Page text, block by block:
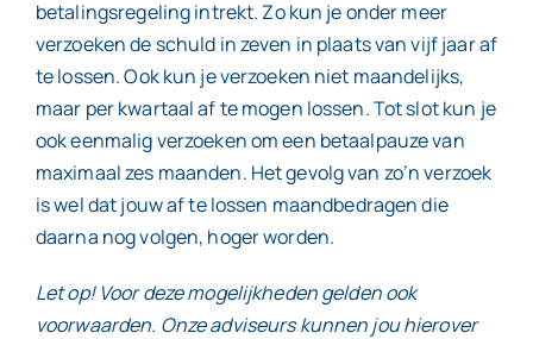
betalingsregeling intrekt. Zo kun je onder meer
verzoeken de schuld in zeven in plaats van vijf jaar af
te lossen. Ook kun je verzoeken niet maandelijks,
maar per kwartaal af te mogen lossen. Tot slot kun je
ook eenmalig verzoeken om een betaalpauze van
maximaal zes maanden. Het gevolg van zo’n verzoek
is wel dat jouw af te lossen maandbedragen die
daarna nog volgen, hoger worden.
Let op! Voor deze mogelijkheden gelden ook
voorwaarden. Onze adviseurs kunnen jou hierover